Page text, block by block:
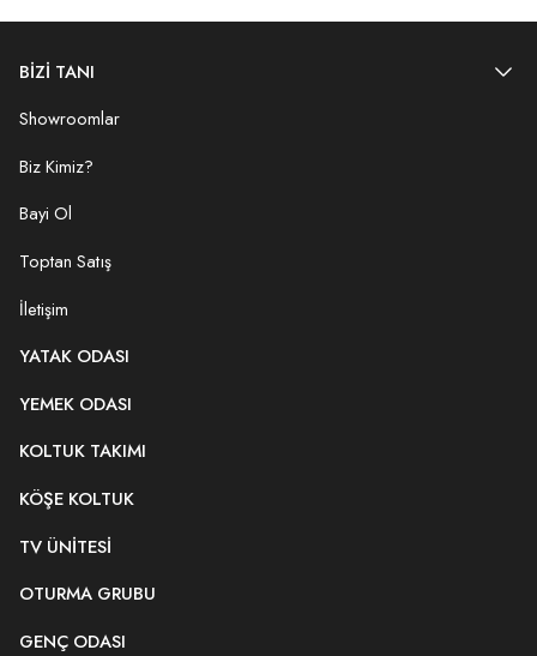
BİZİ TANI
Showroomlar
Biz Kimiz?
Bayi Ol
Toptan Satış
İletişim
YATAK ODASI
YEMEK ODASI
KOLTUK TAKIMI
KÖŞE KOLTUK
TV ÜNITESI
OTURMA GRUBU
GENÇ ODASI